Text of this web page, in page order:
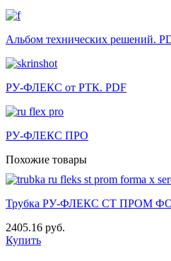
Альбом технических решений.
РУ-ФЛЕКС от РТК. PDF
РУ-ФЛЕКС ПРО
Похожие товары
Трубка РУ-ФЛЕКС СТ ПРОМ
2405.16 руб.
Купить